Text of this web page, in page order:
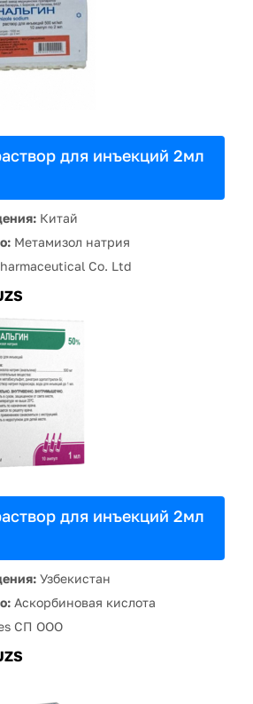
для инъекций 2мл
Китай
Метамизол натрия
Co. Ltd
для инъекций 2мл
Узбекистан
Аскорбиновая кислота
СП ООО